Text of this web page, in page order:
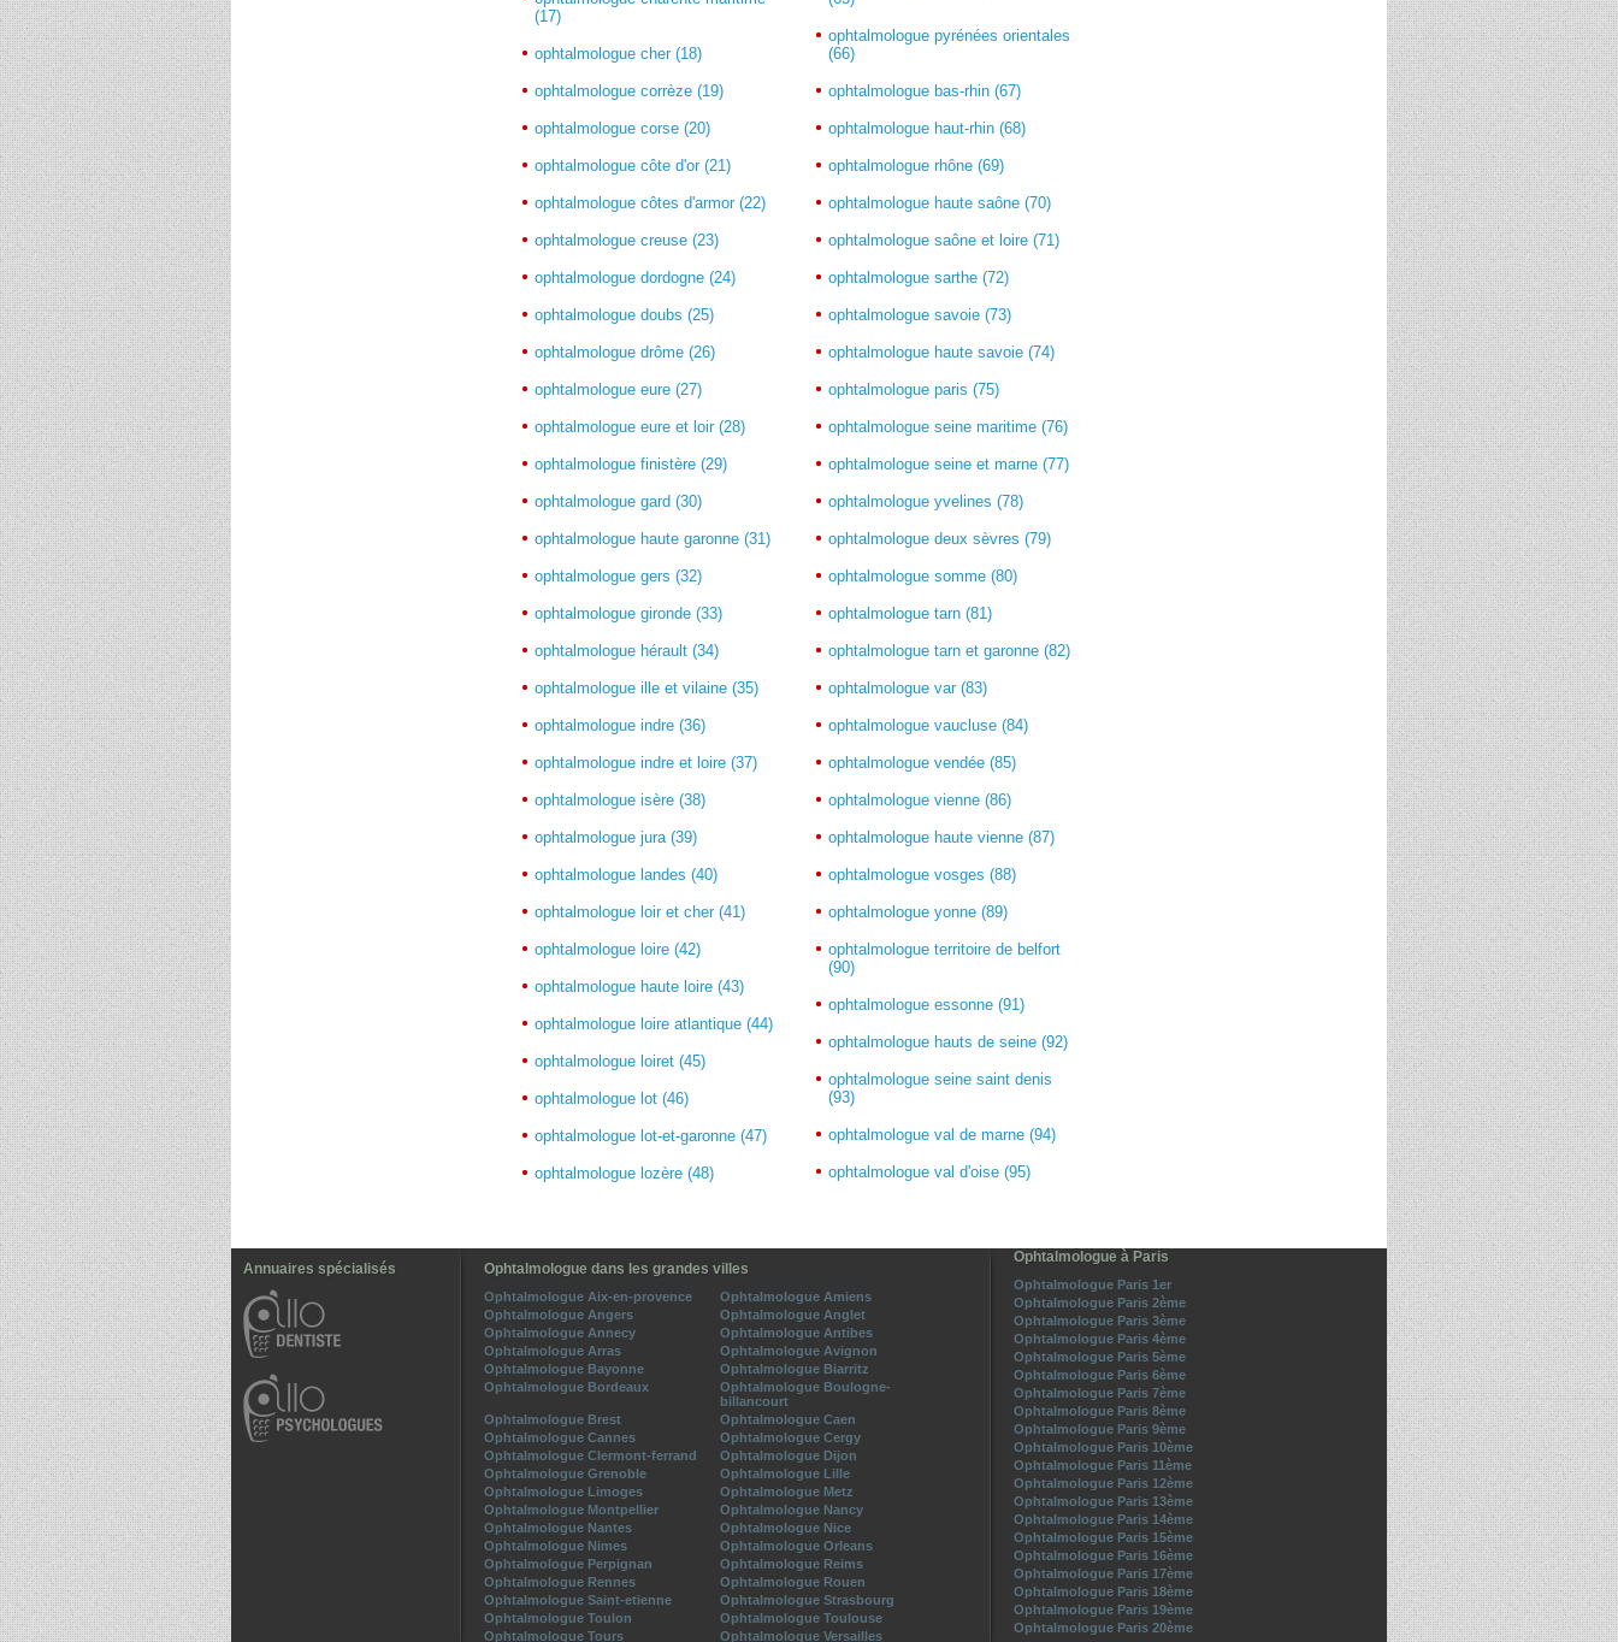
(17)
ophtalmologue cher (18)
ophtalmologue corrèze (19)
ophtalmologue corse (20)
ophtalmologue côte d'or (21)
ophtalmologue côtes d'armor (22)
ophtalmologue creuse (23)
ophtalmologue dordogne (24)
ophtalmologue doubs (25)
ophtalmologue drôme (26)
ophtalmologue eure (27)
ophtalmologue eure et loir (28)
ophtalmologue finistère (29)
ophtalmologue gard (30)
ophtalmologue haute garonne (31)
ophtalmologue gers (32)
ophtalmologue gironde (33)
ophtalmologue hérault (34)
ophtalmologue ille et vilaine (35)
ophtalmologue indre (36)
ophtalmologue indre et loire (37)
ophtalmologue isère (38)
ophtalmologue jura (39)
ophtalmologue landes (40)
ophtalmologue loir et cher (41)
ophtalmologue loire (42)
ophtalmologue haute loire (43)
ophtalmologue loire atlantique (44)
ophtalmologue loiret (45)
ophtalmologue lot (46)
ophtalmologue lot-et-garonne (47)
ophtalmologue lozère (48)
ophtalmologue pyrénées orientales
(66)
ophtalmologue bas-rhin (67)
ophtalmologue haut-rhin (68)
ophtalmologue rhône (69)
ophtalmologue haute saône (70)
ophtalmologue saône et loire (71)
ophtalmologue sarthe (72)
ophtalmologue savoie (73)
ophtalmologue haute savoie (74)
ophtalmologue paris (75)
ophtalmologue seine maritime (76)
ophtalmologue seine et marne (77)
ophtalmologue yvelines (78)
ophtalmologue deux sèvres (79)
ophtalmologue somme (80)
ophtalmologue tarn (81)
ophtalmologue tarn et garonne (82)
ophtalmologue var (83)
ophtalmologue vaucluse (84)
ophtalmologue vendée (85)
ophtalmologue vienne (86)
ophtalmologue haute vienne (87)
ophtalmologue vosges (88)
ophtalmologue yonne (89)
ophtalmologue territoire de belfort
(90)
ophtalmologue essonne (91)
ophtalmologue hauts de seine (92)
ophtalmologue seine saint denis
(93)
ophtalmologue val de marne (94)
ophtalmologue val d'oise (95)
Annuaires spécialisés Ophtalmologue dans les grandes villes
Ophtalmologue Aix-en-provence
Ophtalmologue Amiens
Ophtalmologue Angers
Ophtalmologue Anglet
Ophtalmologue Annecy
Ophtalmologue Antibes
Ophtalmologue Arras
Ophtalmologue Avignon
Ophtalmologue Bayonne
Ophtalmologue Biarritz
Ophtalmologue Bordeaux
Ophtalmologue Boulogne-
billancourt
Ophtalmologue Brest
Ophtalmologue Caen
Ophtalmologue Cannes
Ophtalmologue Cergy
Ophtalmologue Clermont-ferrand
Ophtalmologue Dijon
Ophtalmologue Grenoble
Ophtalmologue Lille
Ophtalmologue Limoges
Ophtalmologue Metz
Ophtalmologue Montpellier
Ophtalmologue Nancy
Ophtalmologue Nantes
Ophtalmologue Nice
Ophtalmologue Nimes
Ophtalmologue Orleans
Ophtalmologue Perpignan
Ophtalmologue Reims
Ophtalmologue Rennes
Ophtalmologue Rouen
Ophtalmologue Saint-etienne
Ophtalmologue Strasbourg
Ophtalmologue Toulon
Ophtalmologue Toulouse
Ophtalmologue Tours
Ophtalmologue Versailles
Ophtalmologue à Paris
Ophtalmologue Paris 1er
Ophtalmologue Paris 2ème
Ophtalmologue Paris 3ème
Ophtalmologue Paris 4ème
Ophtalmologue Paris 5ème
Ophtalmologue Paris 6ème
Ophtalmologue Paris 7ème
Ophtalmologue Paris 8ème
Ophtalmologue Paris 9ème
Ophtalmologue Paris 10ème
Ophtalmologue Paris 11ème
Ophtalmologue Paris 12ème
Ophtalmologue Paris 13ème
Ophtalmologue Paris 14ème
Ophtalmologue Paris 15ème
Ophtalmologue Paris 16ème
Ophtalmologue Paris 17ème
Ophtalmologue Paris 18ème
Ophtalmologue Paris 19ème
Ophtalmologue Paris 20ème